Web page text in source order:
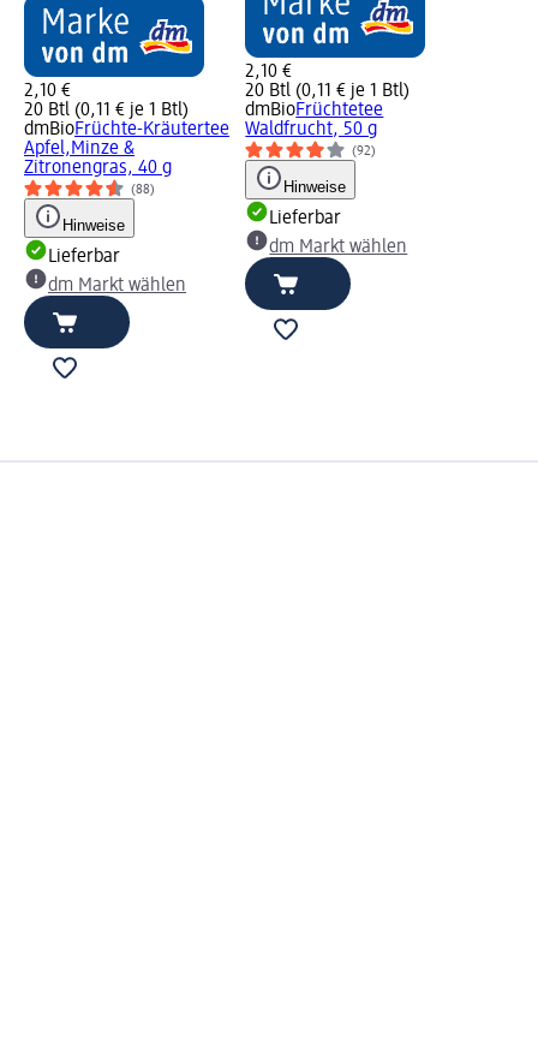
2,10 €
20 Btl (0,11 € je 1 Btl)
dmBioFrüchte-Kräutertee
Apfel,Minze &
Zitronengras, 40 g
(88)
Hinweise
Lieferbar
dm Markt wählen
2,10 €
20 Btl (0,11 € je 1 Btl)
dmBioFrüchtetee
Waldfrucht, 50 g
(92)
Hinweise
Lieferbar
dm Markt wählen